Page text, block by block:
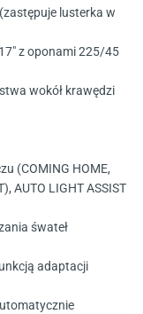
lusterka w
z oponami 225/45
wokół krawędzi
(COMING HOME,
AUTO LIGHT ASSIST
śwateł
adaptacji